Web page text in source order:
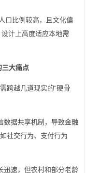
口比例较高，且文化偏
计上高度适应本地需
三大痛点
跨越几道现实的“硬骨
数据共享机制，导致金融
社交行为、支付行为
迅速，但农村和部分老龄